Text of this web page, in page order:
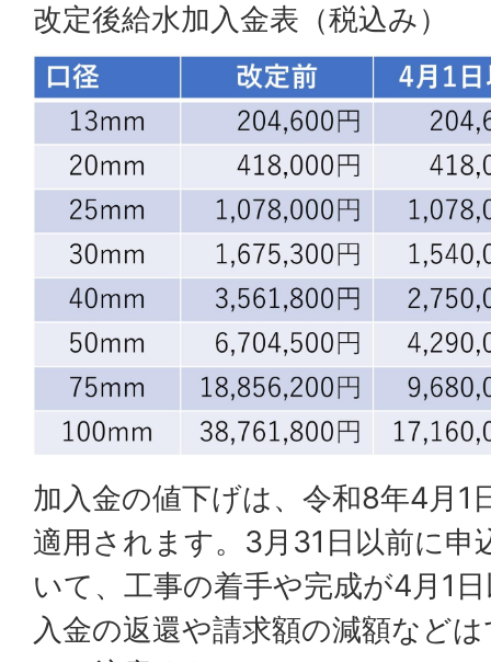
改定後給水加入金表（税込み）
加入金の値下げは、令和8年4月1
適用されます。3月31日以前に申
いて、工事の着手や完成が4月1
入金の返還や請求額の減額など